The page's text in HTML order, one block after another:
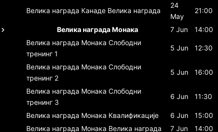
Велика награда Канаде Велика награда
24
May
21:00
Велика награда Монака 7 Jun
14:00
Велика награда Монака Слободни
тренинг 1
5 Jun 12:30
Велика награда Монака Слободни
тренинг 2
5 Jun 16:00
Велика награда Монака Слободни
тренинг 3
6 Jun 11:30
Велика награда Монака Квалификације 6 Jun
15:00
Велика награда Монака Велика награда 7 Jun
14:00